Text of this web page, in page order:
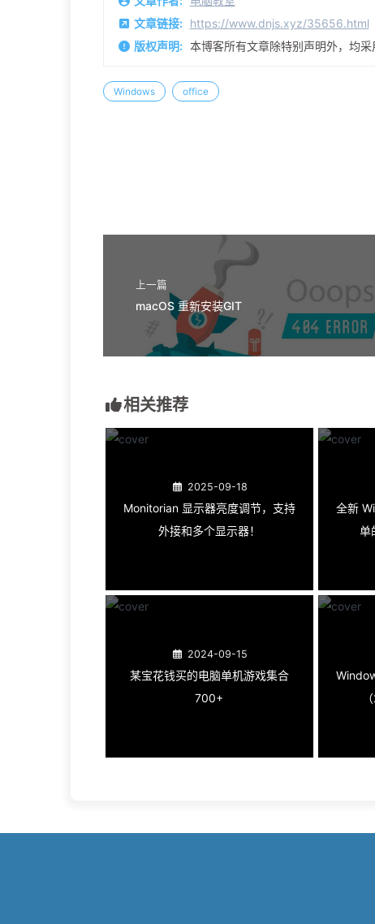
文章链接: https://www.dnjs.xyz/35656.html
版权声明: 本博客所有文章除特别声明外，均采
Windows office
上一篇
macOS 重新安装GIT
相关推荐
2025-09-18
Monitorian 显示器亮度调节，支持
外接和多个显示器！
全新
单
2024-09-15
某宝花钱买的电脑单机游戏集合
700+